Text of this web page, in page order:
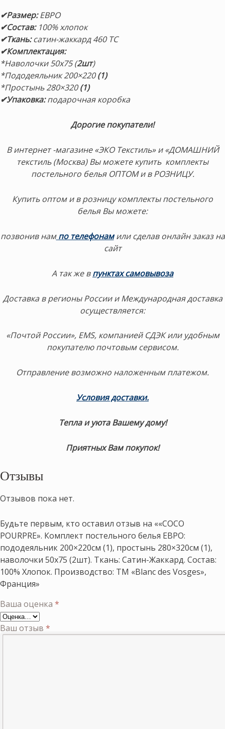
✔Размер:ЕВРО
✔Состав: 100% хлопок
✔Ткань:сатин-жаккард 460 TC
✔Комплектация:
*Наволочки 50х75 (2шт)
*Пододеяльник 200×220(1)
*Простынь 280×320(1)
✔Упаковка:подарочная коробка
Дорогие покупатели!
В интернет -магазине «ЭКО Текстиль» и «ДОМАШНИЙ
текстиль (Москва) Вы можете купить комплекты
постельного белья ОПТОМ и в РОЗНИЦУ.
Купить оптом и в розницу комплекты постельного
белья Вы можете:
позвонив нам по телефонам или сделав онлайн заказ на
сайт
А так же в пунктах самовывоза
Доставка в регионы России и Международная доставка
осуществляется:
«Почтой России», EMS, компанией СДЭК или удобным
покупателю почтовым сервисом.
Отправление возможно наложенным платежом.
Условия доставки.
Тепла и уюта Вашему дому!
Приятных Вам покупок!
Отзывы
Отзывов пока нет.
Будьте первым, кто оставил отзыв на ««COCO
POURPRE». Комплект постельного белья ЕВРО:
пододеяльник 200×220см (1), простынь 280×320см (1),
наволочки 50х75 (2шт). Ткань: Сатин-Жаккард. Состав:
100% Хлопок. Производство: ТМ «Blanc des Vosges»,
Франция»
Ваша оценка *
Ваш отзыв *